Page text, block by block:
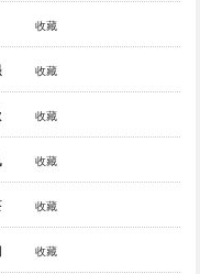
收藏
收藏
收藏
收藏
收藏
收藏